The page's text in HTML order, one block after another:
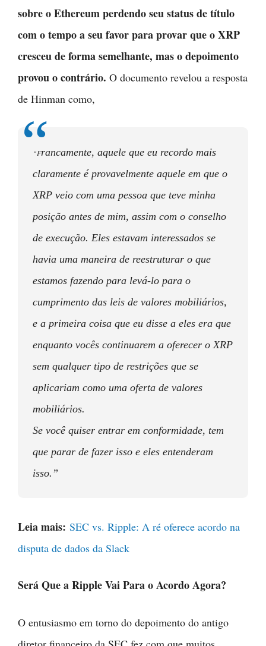
sobre o Ethereum perdendo seu status de título
com o tempo a seu favor para provar que o XRP
cresceu de forma semelhante, mas o depoimento
provou o contrário. O documento revelou a resposta
de Hinman como,
“Francamente, aquele que eu recordo mais
claramente é provavelmente aquele em que o
XRP veio com uma pessoa que teve minha
posição antes de mim, assim com o conselho
de execução. Eles estavam interessados se
havia uma maneira de reestruturar o que
estamos fazendo para levá-lo para o
cumprimento das leis de valores mobiliários,
e a primeira coisa que eu disse a eles era que
enquanto vocês continuarem a oferecer o XRP
sem qualquer tipo de restrições que se
aplicariam como uma oferta de valores
mobiliários.
Se você quiser entrar em conformidade, tem
que parar de fazer isso e eles entenderam
isso.”
Leia mais: SEC vs. Ripple: A ré oferece acordo na
disputa de dados da Slack
Será Que a Ripple Vai Para o Acordo Agora?
O entusiasmo em torno do depoimento do antigo